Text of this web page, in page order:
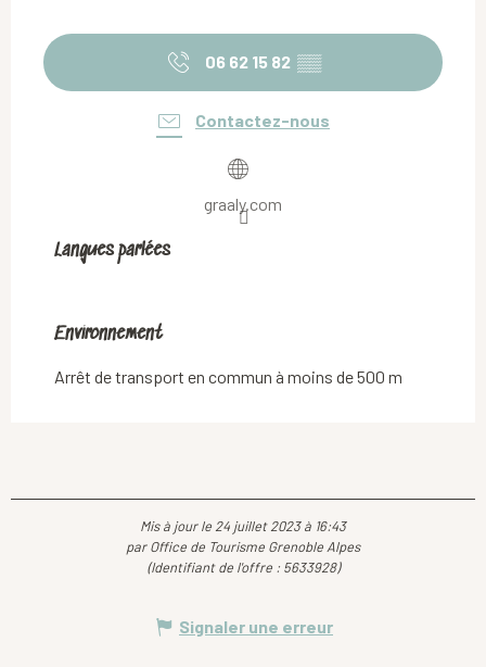
06 62 15 82 ▒▒
Contactez-nous
graaly.com
Langues parlées
Langues parlées
Environnement
Environnement
Arrêt de transport en commun à moins de 500 m
Mis à jour le 24 juillet 2023 à 16:43
par Office de Tourisme Grenoble Alpes
(Identifiant de l'offre : 5633928)
Signaler une erreur